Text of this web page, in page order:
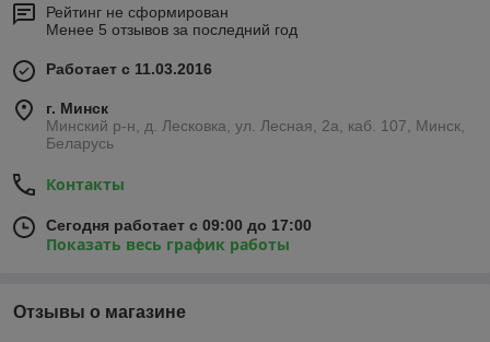
Рейтинг не сформирован
Менее 5 отзывов за последний год
Работает с 11.03.2016
г. Минск
Минский р-н, д. Лесковка, ул. Лесная, 2а, каб. 107, Минск,
Беларусь
Контакты
Сегодня работает с 09:00 до 17:00
Показать весь график работы
Отзывы о магазине